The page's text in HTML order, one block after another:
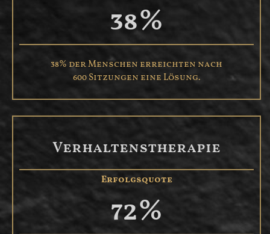
38%
38% der Menschen erreichten nach
600 Sitzungen eine Lösung.
Verhaltenstherapie
Erfolgsquote
72%